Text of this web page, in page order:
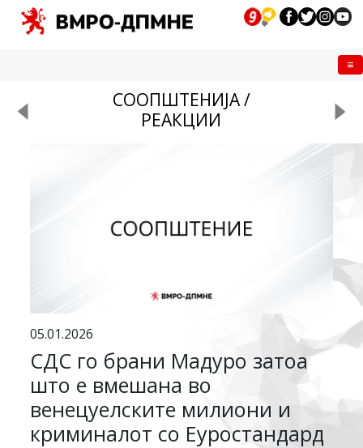
СООПШТЕНИЈА /
РЕАКЦИИ
05.01.2026
СДС го брани Мадуро затоа
што е вмешана во
венецуелските милиони и
криминалот со Еуростандард